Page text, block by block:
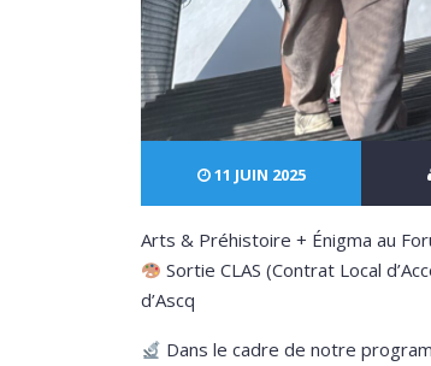
11 JUIN 2025
Arts & Préhistoire + Énigma au
Sortie CLAS (Contrat Local
d’Ascq
Dans le cadre de notre